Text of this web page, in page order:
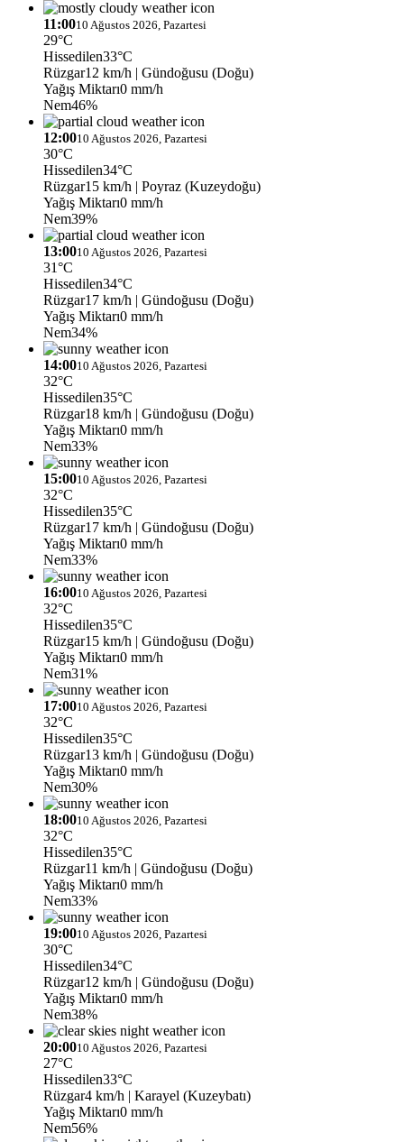
11:0010 Ağustos 2026, Pazartesi
29°C
Hissedilen33°C
Rüzgar12 km/h | Gündoğusu (Doğu)
Yağış Miktarı0 mm/h
Nem46%
12:0010 Ağustos 2026, Pazartesi
30°C
Hissedilen34°C
Rüzgar15 km/h | Poyraz (Kuzeydoğu)
Yağış Miktarı0 mm/h
Nem39%
13:0010 Ağustos 2026, Pazartesi
31°C
Hissedilen34°C
Rüzgar17 km/h | Gündoğusu (Doğu)
Yağış Miktarı0 mm/h
Nem34%
14:0010 Ağustos 2026, Pazartesi
32°C
Hissedilen35°C
Rüzgar18 km/h | Gündoğusu (Doğu)
Yağış Miktarı0 mm/h
Nem33%
15:0010 Ağustos 2026, Pazartesi
32°C
Hissedilen35°C
Rüzgar17 km/h | Gündoğusu (Doğu)
Yağış Miktarı0 mm/h
Nem33%
16:0010 Ağustos 2026, Pazartesi
32°C
Hissedilen35°C
Rüzgar15 km/h | Gündoğusu (Doğu)
Yağış Miktarı0 mm/h
Nem31%
17:0010 Ağustos 2026, Pazartesi
32°C
Hissedilen35°C
Rüzgar13 km/h | Gündoğusu (Doğu)
Yağış Miktarı0 mm/h
Nem30%
18:0010 Ağustos 2026, Pazartesi
32°C
Hissedilen35°C
Rüzgar11 km/h | Gündoğusu (Doğu)
Yağış Miktarı0 mm/h
Nem33%
19:0010 Ağustos 2026, Pazartesi
30°C
Hissedilen34°C
Rüzgar12 km/h | Gündoğusu (Doğu)
Yağış Miktarı0 mm/h
Nem38%
20:0010 Ağustos 2026, Pazartesi
27°C
Hissedilen33°C
Rüzgar4 km/h | Karayel (Kuzeybatı)
Yağış Miktarı0 mm/h
Nem56%